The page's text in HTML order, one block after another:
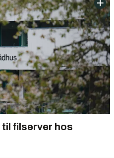
filserver hos